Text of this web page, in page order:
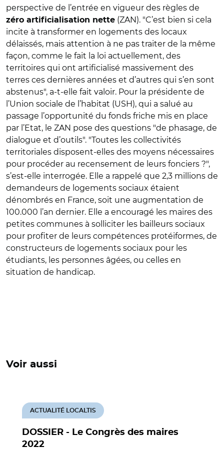
perspective de l’entrée en vigueur des règles de
zéro artificialisation nette (ZAN). "C’est bien si cela
incite à transformer en logements des locaux
délaissés, mais attention à ne pas traiter de la même
façon, comme le fait la loi actuellement, des
territoires qui ont artificialisé massivement des
terres ces dernières années et d’autres qui s’en sont
abstenus", a-t-elle fait valoir. Pour la présidente de
l’Union sociale de l’habitat (USH), qui a salué au
passage l’opportunité du fonds friche mis en place
par l’Etat, le ZAN pose des questions "de phasage, de
dialogue et d’outils". "Toutes les collectivités
territoriales disposent-elles des moyens nécessaires
pour procéder au recensement de leurs fonciers ?",
s’est-elle interrogée. Elle a rappelé que 2,3 millions de
demandeurs de logements sociaux étaient
dénombrés en France, soit une augmentation de
100.000 l’an dernier. Elle a encouragé les maires des
petites communes à solliciter les bailleurs sociaux
pour profiter de leurs compétences protéiformes, de
constructeurs de logements sociaux pour les
étudiants, les personnes âgées, ou celles en
situation de handicap.
Voir aussi
DOSSIER - Le Congrès des maires
2022
ACTUALITÉ LOCALTIS